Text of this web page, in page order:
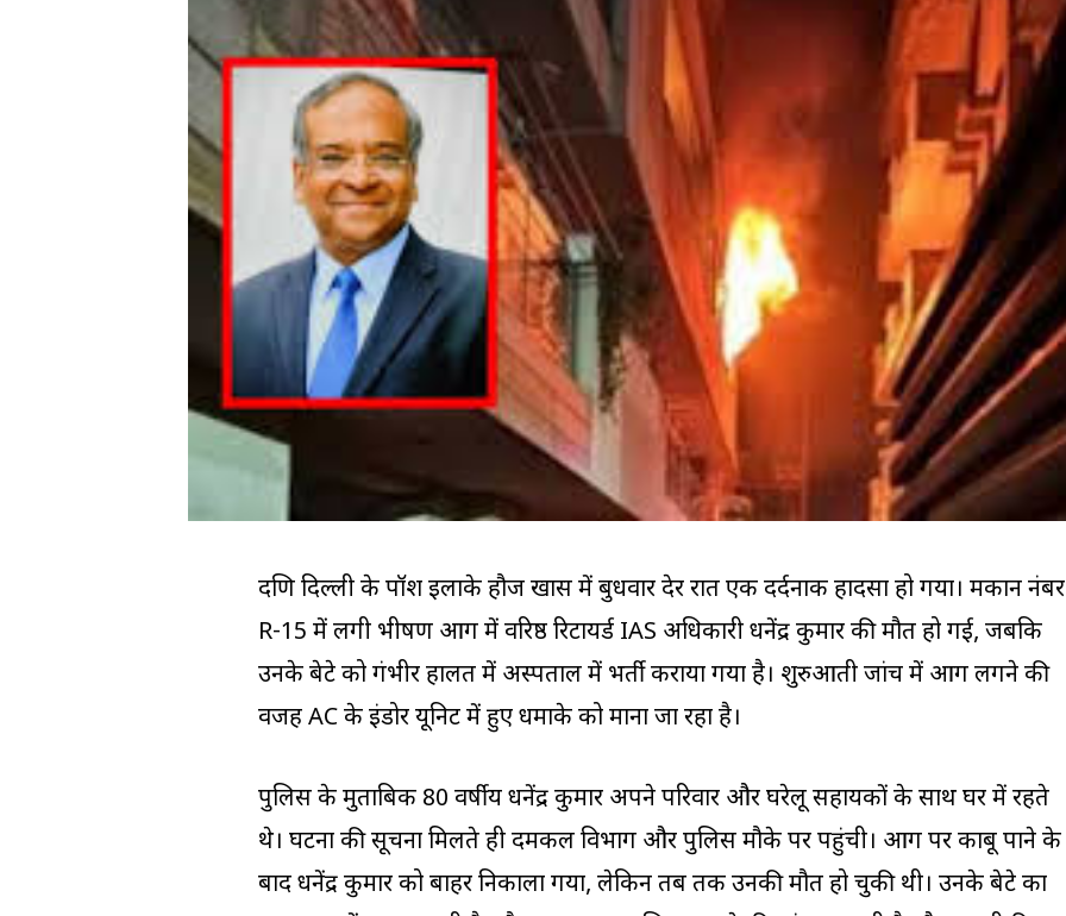
दक्षिण दिल्ली के पॉश इलाके हौज खास में बुधवार देर रात एक दर्दनाक हादसा हो गया। मकान नंबर
R-15 में लगी भीषण आग में वरिष्ठ रिटायर्ड IAS अधिकारी धनेंद्र कुमार की मौत हो गई, जबकि
उनके बेटे को गंभीर हालत में अस्पताल में भर्ती कराया गया है। शुरुआती जांच में आग लगने की
वजह AC के इंडोर यूनिट में हुए धमाके को माना जा रहा है।
पुलिस के मुताबिक 80 वर्षीय धनेंद्र कुमार अपने परिवार और घरेलू सहायकों के साथ घर में रहते
थे। घटना की सूचना मिलते ही दमकल विभाग और पुलिस मौके पर पहुंची। आग पर काबू पाने के
बाद धनेंद्र कुमार को बाहर निकाला गया, लेकिन तब तक उनकी मौत हो चुकी थी। उनके बेटे का